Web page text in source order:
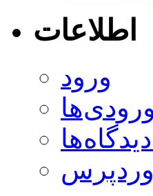
اطلاعات
ورود
وردپرس